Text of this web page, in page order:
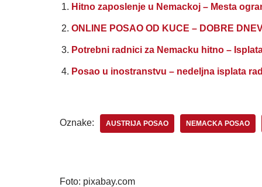
Hitno zaposlenje u Nemackoj – Mesta
ONLINE POSAO OD KUCE – DOBRE
Potrebni radnici za Nemacku hitno –
Posao u inostranstvu – nedeljna isplata
Oznake: AUSTRIJA POSAO NEMACKA POSAO
Foto: pixabay.com